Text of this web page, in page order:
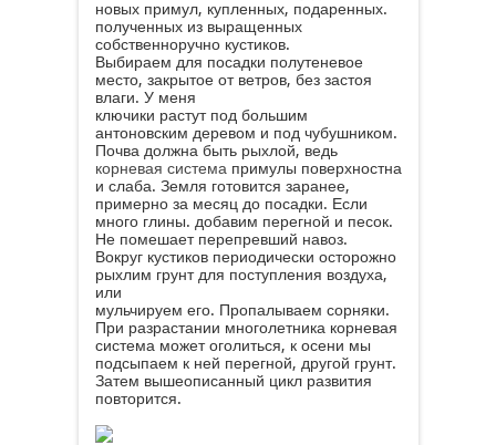
новых примул, купленных, подаренных.
полученных из выращенных
собственноручно кустиков.
Выбираем для посадки полутеневое
место, закрытое от ветров, без застоя
влаги. У меня
ключики растут под большим
антоновским деревом и под чубушником.
Почва должна быть рыхлой, ведь
корневая система примулы поверхностна
и слаба. Земля готовится заранее,
примерно за месяц до посадки. Если
много глины. добавим перегной и песок.
Не помешает перепревший навоз.
Вокруг кустиков периодически осторожно
рыхлим грунт для поступления воздуха,
или
мульчируем его. Пропалываем сорняки.
При разрастании многолетника корневая
система может оголиться, к осени мы
подсыпаем к ней перегной, другой грунт.
Затем вышеописанный цикл развития
повторится.